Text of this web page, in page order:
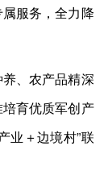
服务，全力降
、农产品精深
育优质军创产
业＋边境村”联